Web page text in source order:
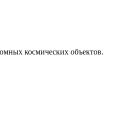
космических объектов.